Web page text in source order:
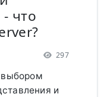
что
297
выбором
и